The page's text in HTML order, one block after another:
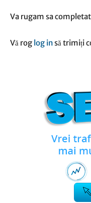
Va rugam sa
Vă rog log insă trimiți